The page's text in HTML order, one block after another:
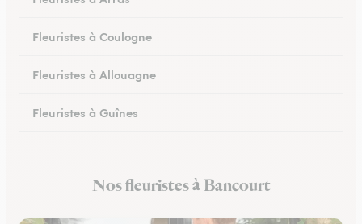
Fleuristes à Coulogne
Fleuristes à Allouagne
Fleuristes à Guînes
Fleuristes à Rang-du-Fliers
Nos fleuristes à Bancourt